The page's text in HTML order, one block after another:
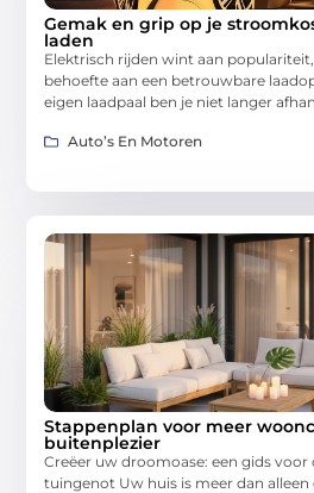
Gemak en grip op je
laden
Elektrisch rijden wint aan
behoefte aan een betrouwbare
eigen laadpaal ben je niet langer
Auto’s En Motoren
Stappenplan voor meer
buitenplezier
Creëer uw droomoase: een gids
tuingenot Uw huis is meer dan alleen